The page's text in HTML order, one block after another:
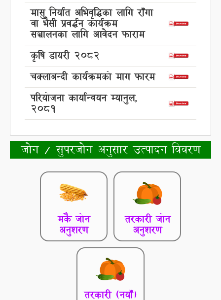
मासु निर्यात अभिवृद्धिका लागि राँगा
वा भैसी प्रवर्द्धन कार्यक्रम
सञ्चालनका लागि आवेदन फाराम
कृषि डायरी २०८२
चक्लाबन्दी कार्यक्रमको माग फारम
परियोजना कार्यान्वयन म्यानुल,
२०८१
जोन / सुपरजोन अनुसार उत्पादन विवरण
मकै जोन
अनुशरण
तरकारी जोन
अनुशरण
तरकारी (नयाँ)